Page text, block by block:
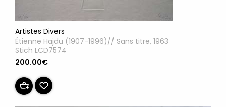
Artistes Divers
Étienne Hajdu (1907-1996)// Sans titre, 1963
Stich LCD7574
200.00€